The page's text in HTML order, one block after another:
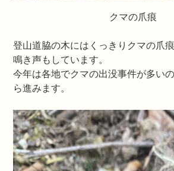
クマの爪痕
登山道脇の木にはくっきりクマの爪
鳴き声もしています。
今年は各地でクマの出没事件が多い
ら進みます。